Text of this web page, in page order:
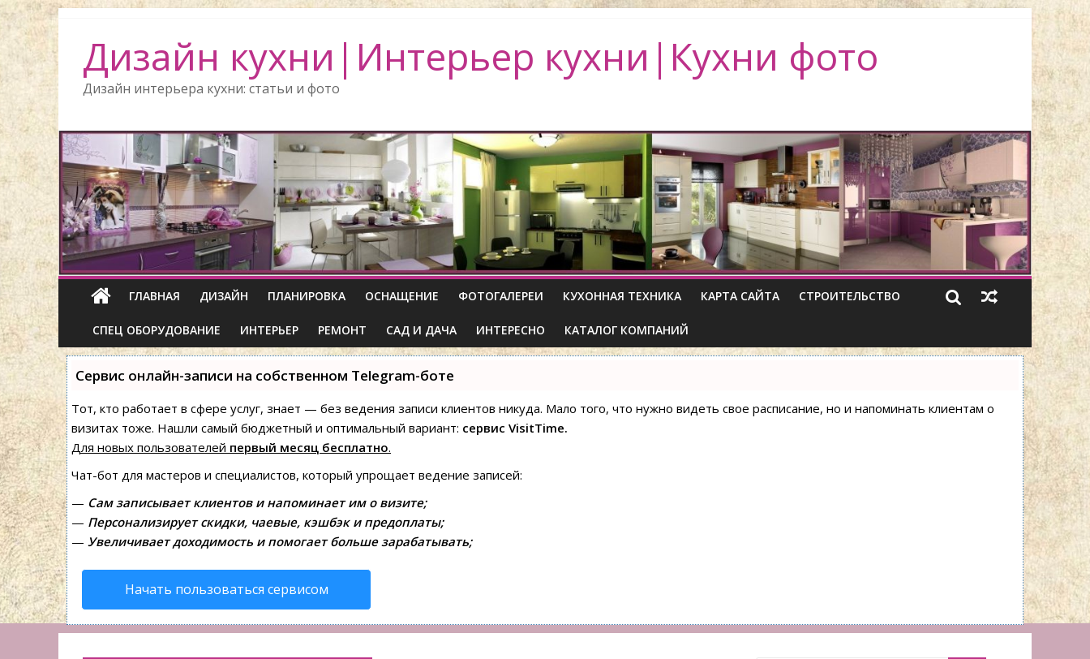
Дизайн кухни|Интерьер кухни|Кухни фото
Дизайн интерьера кухни: статьи и фото
ГЛАВНАЯ ДИЗАЙН ПЛАНИРОВКА ОСНАЩЕНИЕ ФОТОГАЛЕРЕИ КУХОННАЯ ТЕХНИКА КАРТА САЙТА СТРОИТЕЛЬСТВО
СПЕЦ ОБОРУДОВАНИЕ ИНТЕРЬЕР РЕМОНТ САД И ДАЧА ИНТЕРЕСНО КАТАЛОГ КОМПАНИЙ
Сервис онлайн-записи на собственном Telegram-боте
Тот, кто работает в сфере услуг, знает — без ведения записи клиентов никуда. Мало того, что нужно видеть свое расписание, но и напоминать клиентам о
визитах тоже. Нашли самый бюджетный и оптимальный вариант: сервис VisitTime.
Для новых пользователей первый месяц бесплатно.
Чат-бот для мастеров и специалистов, который упрощает ведение записей:
— Сам записывает клиентов и напоминает им о визите;
— Персонализирует скидки, чаевые, кэшбэк и предоплаты;
— Увеличивает доходимость и помогает больше зарабатывать;
Начать пользоваться сервисом